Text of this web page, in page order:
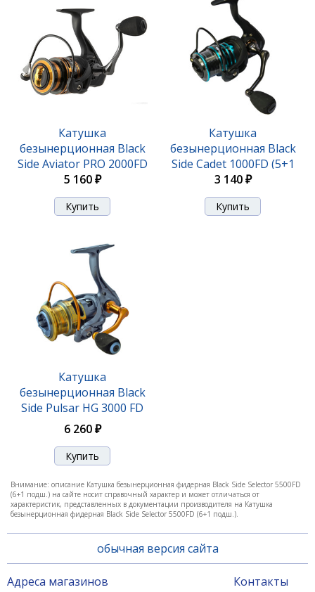
Катушка
безынерционная Black
Side Aviator PRO 2000FD
(8+1 подш.)
5 160 ₽
Катушка
безынерционная Black
Side Cadet 1000FD (5+1
подш.)
3 140 ₽
Катушка
безынерционная Black
Side Pulsar HG 3000 FD
(7+1 подш.)
6 260 ₽
Внимание: описание Катушка безынерционная фидерная Black Side Selector 5500FD
(6+1 подш.) на сайте носит справочный характер и может отличаться от
характеристик, представленных в документации производителя на Катушка
безынерционная фидерная Black Side Selector 5500FD (6+1 подш.).
обычная версия сайта
Адреса магазинов Контакты